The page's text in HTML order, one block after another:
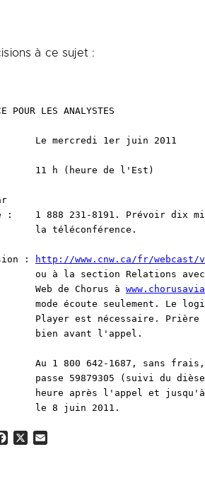
à ce sujet :
POUR LES ANALYSTES
Le mercredi 1er juin 2011
11 h (heure de l'Est)
:    1 888 231-8191. Prévoir dix
la téléconférence.
:
http://www.cnw.ca/fr/webcast/
ou à la section Relations
Web de Chorus à
mode écoute seulement. Le
Player est nécessaire. Prière
bien avant l'appel.
Au 1 800 642-1687, sans
passe 59879305 (suivi du
heure après l'appel et
le 8 juin 2011.